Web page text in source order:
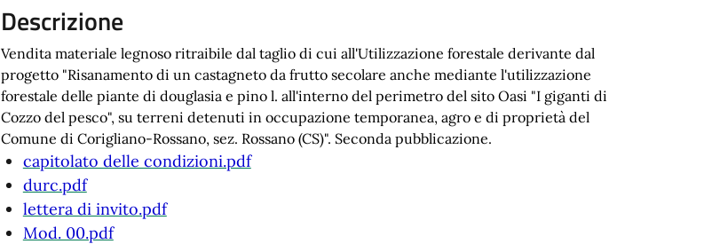
Descrizione
Vendita materiale legnoso ritraibile dal taglio di cui all'Utilizzazione forestale derivante dal
progetto "Risanamento di un castagneto da frutto secolare anche mediante l'utilizzazione
forestale delle piante di douglasia e pino l. all'interno del perimetro del sito Oasi "I giganti di
Cozzo del pesco", su terreni detenuti in occupazione temporanea, agro e di proprietà del
Comune di Corigliano-Rossano, sez. Rossano (CS)". Seconda pubblicazione.
capitolato delle condizioni.pdf
durc.pdf
lettera di invito.pdf
Mod. 00.pdf